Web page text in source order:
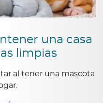
una casa
limpias
al tener una mascota